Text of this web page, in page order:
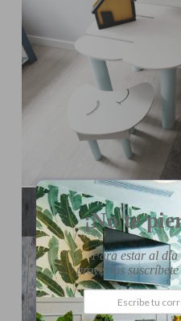
Influencer:
ESTANTERÍAS
¡No te
Para estar al día
proyectos